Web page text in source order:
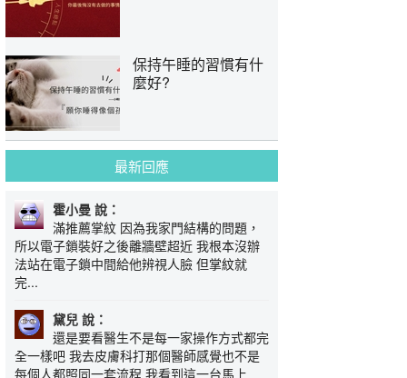
保持午睡的習慣有什
麼好?
最新回應
霍小曼 說：
滿推薦掌紋 因為我家門結構的問題，
所以電子鎖裝好之後離牆壁超近 我根本沒辦
法站在電子鎖中間給他辨視人臉 但掌紋就
完...
黛兒 說：
還是要看醫生不是每一家操作方式都完
全一樣吧 我去皮膚科打那個醫師感覺也不是
每個人都照同一套流程 我看到這一台馬上